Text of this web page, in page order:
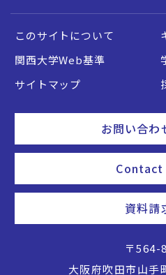
このサイトについて
関西大学Web基準
サイトマップ
お問い合わ
Contact
資料請
〒564-
大阪府吹田市山手